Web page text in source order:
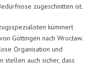
zugeschnitten ist.
kümmert
Göttingen nach Wrocław.
Organisation und
stellen auch sicher, dass